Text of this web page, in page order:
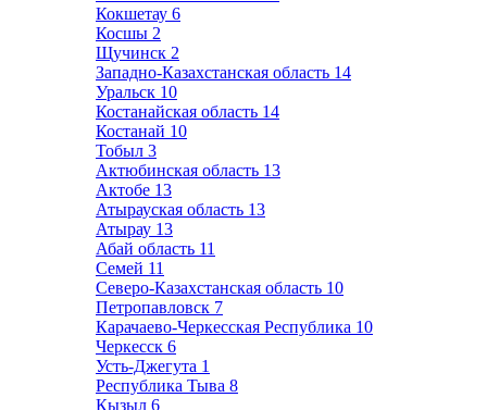
Кокшетау 6
Косшы 2
Щучинск 2
Западно-Казахстанская область 14
Уральск 10
Костанайская область 14
Костанай 10
Тобыл 3
Актюбинская область 13
Актобе 13
Атырауская область 13
Атырау 13
Абай область 11
Семей 11
Северо-Казахстанская область 10
Петропавловск 7
Карачаево-Черкесская Республика 10
Черкесск 6
Усть-Джегута 1
Республика Тыва 8
Кызыл 6